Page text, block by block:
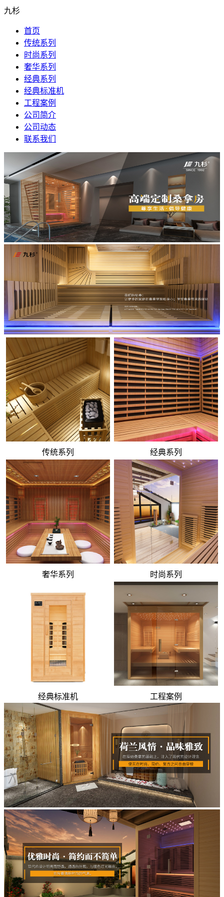
九杉
首页
传统系列
时尚系列
奢华系列
经典系列
经典标准机
工程案例
公司简介
公司动态
联系我们
传统系列 经典系列
奢华系列 时尚系列
经典标准机 工程案例